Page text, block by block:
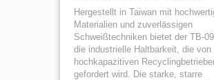
Hergestellt in Taiwan mit
Materialien und zuverlässigen
Schweißtechniken bietet der TB-
die industrielle Haltbarkeit, die von
hochkapazitiven
gefordert wird. Die starke, starre